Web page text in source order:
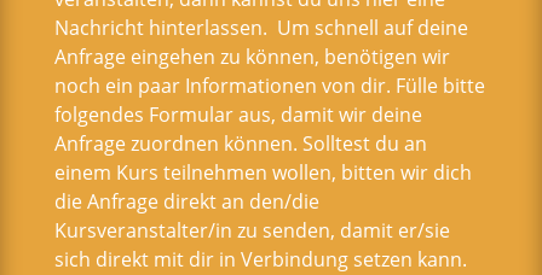
Nachricht hinterlassen. Um schnell auf deine
Anfrage eingehen zu können, benötigen wir
noch ein paar Informationen von dir. Fülle bitte
folgendes Formular aus, damit wir deine
Anfrage zuordnen können. Solltest du an
einem Kurs teilnehmen wollen, bitten wir dich
die Anfrage direkt an den/die
Kursveranstalter/in zu senden, damit er/sie
sich direkt mit dir in Verbindung setzen kann.